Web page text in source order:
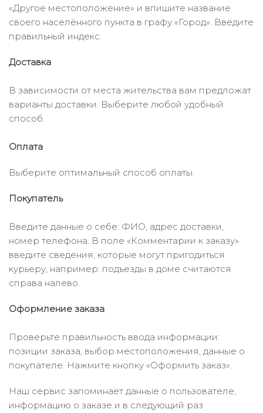
«Другое местоположение» и впишите название
своего населённого пункта в графу «Город». Введите
правильный индекс.
Доставка
В зависимости от места жительства вам предложат
варианты доставки. Выберите любой удобный
способ.
Оплата
Выберите оптимальный способ оплаты.
Покупатель
Введите данные о себе: ФИО, адрес доставки,
номер телефона. В поле «Комментарии к заказу»
введите сведения, которые могут пригодиться
курьеру, например: подъезды в доме считаются
справа налево.
Оформление заказа
Проверьте правильность ввода информации:
позиции заказа, выбор местоположения, данные о
покупателе. Нажмите кнопку «Оформить заказ».
Наш сервис запоминает данные о пользователе,
информацию о заказе и в следующий раз